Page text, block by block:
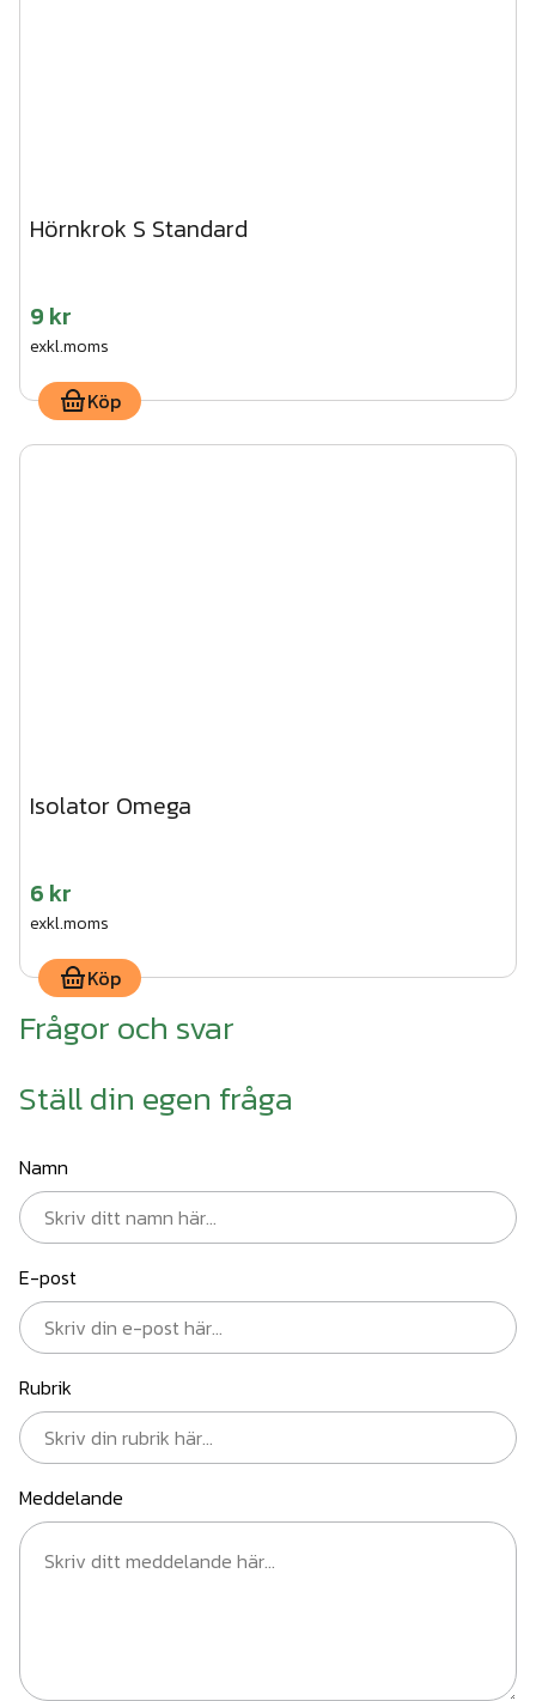
Hörnkrok S Standard
9 kr
exkl.moms
Köp
Isolator Omega
6 kr
exkl.moms
Köp
Frågor och svar
Ställ din egen fråga
Namn
E-post
Rubrik
Meddelande